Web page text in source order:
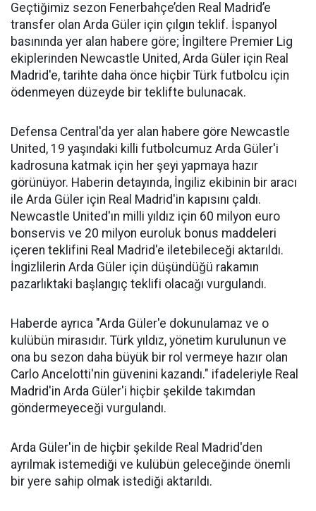
Geçtiğimiz sezon Fenerbahçe’den Real Madrid’e
transfer olan Arda Güler için çılgın teklif. İspanyol
basınında yer alan habere göre; İngiltere Premier Lig
ekiplerinden Newcastle United, Arda Güler için Real
Madrid'e, tarihte daha önce hiçbir Türk futbolcu için
ödenmeyen düzeyde bir teklifte bulunacak.
Defensa Central'da yer alan habere göre Newcastle
United, 19 yaşındaki killi futbolcumuz Arda Güler'i
kadrosuna katmak için her şeyi yapmaya hazır
görünüyor. Haberin detayında, İngiliz ekibinin bir aracı
ile Arda Güler için Real Madrid'in kapısını çaldı.
Newcastle United'ın milli yıldız için 60 milyon euro
bonservis ve 20 milyon euroluk bonus maddeleri
içeren teklifini Real Madrid'e iletebileceği aktarıldı.
İngizlilerin Arda Güler için düşündüğü rakamın
pazarlıktaki başlangıç teklifi olacağı vurgulandı.
Haberde ayrıca "Arda Güler'e dokunulamaz ve o
kulübün mirasıdır. Türk yıldız, yönetim kurulunun ve
ona bu sezon daha büyük bir rol vermeye hazır olan
Carlo Ancelotti'nin güvenini kazandı." ifadeleriyle Real
Madrid'in Arda Güler'i hiçbir şekilde takımdan
göndermeyeceği vurgulandı.
Arda Güler'in de hiçbir şekilde Real Madrid'den
ayrılmak istemediği ve kulübün geleceğinde önemli
bir yere sahip olmak istediği aktarıldı.